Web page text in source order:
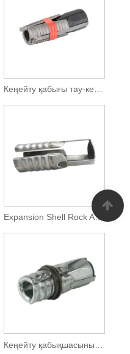
Expansion Shell Rock Anchor Bolt